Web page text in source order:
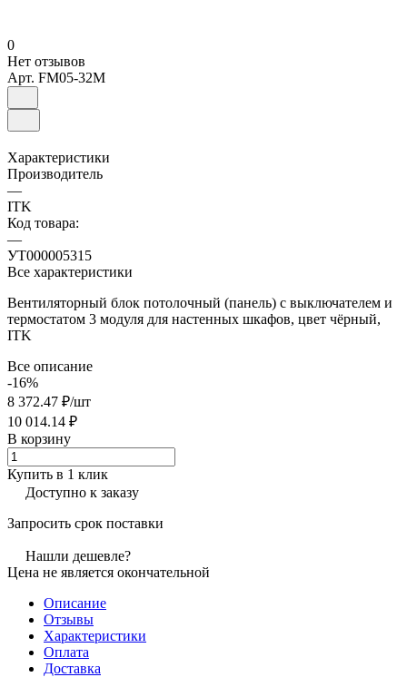
0
Нет отзывов
Арт. FM05-32M
Характеристики
Производитель
—
ITK
Код товара:
—
УТ000005315
Все характеристики
Вентиляторный блок потолочный (панель) с выключателем и
термостатом 3 модуля для настенных шкафов, цвет чёрный,
ITK
Все описание
-16%
8 372.47 ₽/шт
10 014.14 ₽
В корзину
Купить в 1 клик
Доступно к заказу
Запросить срок поставки
Нашли дешевле?
Цена не является окончательной
Описание
Отзывы
Характеристики
Оплата
Доставка